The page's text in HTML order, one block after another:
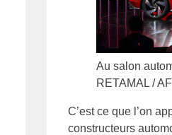
Au salon
RETAMAL /
C’est ce que l’on
constructeurs